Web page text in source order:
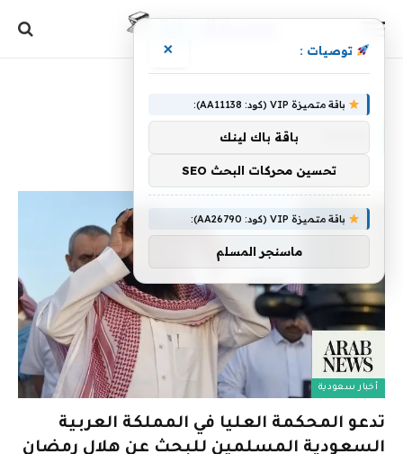
أخبار سعودية
تدعو المحكمة العليا في المملكة العربية
السعودية المسلمين للبحث عن هلال رمضان
توصيات : ×
باقة متميزة VIP (كود: AA11138):
باقة باك لينك
تحسين محركات البحث SEO
باقة متميزة VIP (كود: AA26790):
ماسنجر المسلم